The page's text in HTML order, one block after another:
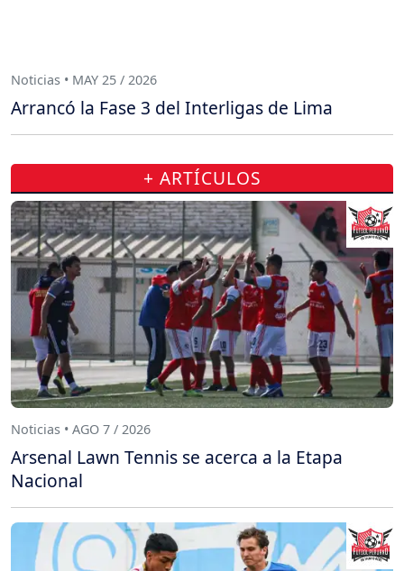
Noticias • MAY 25 / 2026
Arrancó la Fase 3 del Interligas de Lima
+ ARTÍCULOS
Noticias • AGO 7 / 2026
Arsenal Lawn Tennis se acerca a la Etapa
Nacional